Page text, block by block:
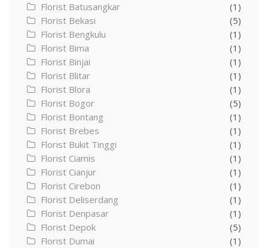
Florist Batusangkar
(1)
Florist Bekasi
(5)
Florist Bengkulu
(1)
Florist Bima
(1)
Florist Binjai
(1)
Florist Blitar
(1)
Florist Blora
(1)
Florist Bogor
(5)
Florist Bontang
(1)
Florist Brebes
(1)
Florist Bukit Tinggi
(1)
Florist Ciamis
(1)
Florist Cianjur
(1)
Florist Cirebon
(1)
Florist Deliserdang
(1)
Florist Denpasar
(1)
Florist Depok
(5)
Florist Dumai
(1)